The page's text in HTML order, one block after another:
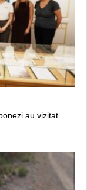
au vizitat